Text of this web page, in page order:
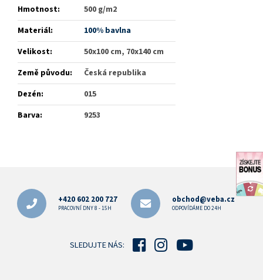
Hmotnost:
500 g/m2
Materiál:
100% bavlna
Velikost:
50x100 cm, 70x140 cm
Země původu:
Česká republika
Dezén:
015
Barva: 9253
+420 602 200 727
PRACOVNÍ DNY 8 - 15H
obchod@veba.cz
ODPOVÍDÁME DO 24H
SLEDUJTE NÁS: